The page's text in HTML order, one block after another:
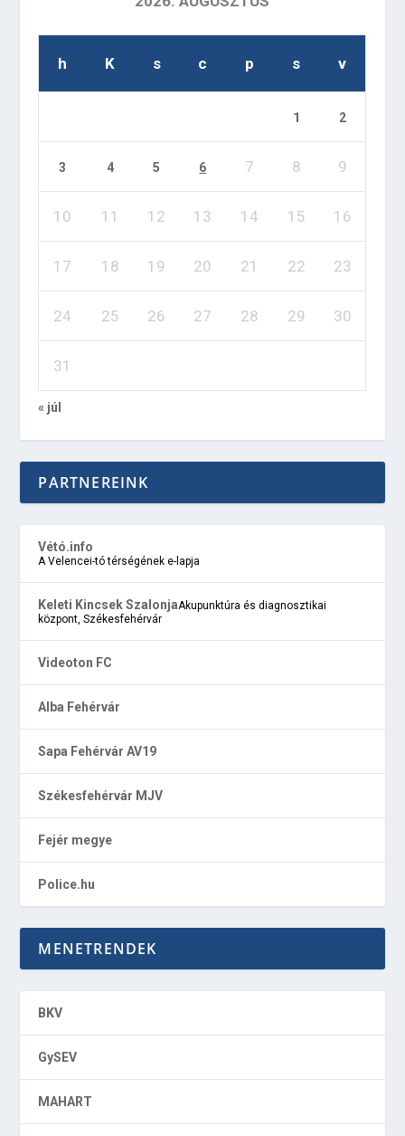
h K s c p s v
1 2
3 4 5 6 7 8 9
10 11 12 13 14 15 16
17 18 19 20 21 22 23
24 25 26 27 28 29 30
31
« júl
PARTNEREINK
Vétó.info
A Velencei-tó térségének e-lapja
Keleti Kincsek SzalonjaAkupunktúra és diagnosztikai
központ, Székesfehérvár
Videoton FC
Alba Fehérvár
Sapa Fehérvár AV19
Székesfehérvár MJV
Fejér megye
Police.hu
MENETRENDEK
BKV
GySEV
MAHART